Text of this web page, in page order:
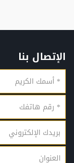
الإتصال بنا